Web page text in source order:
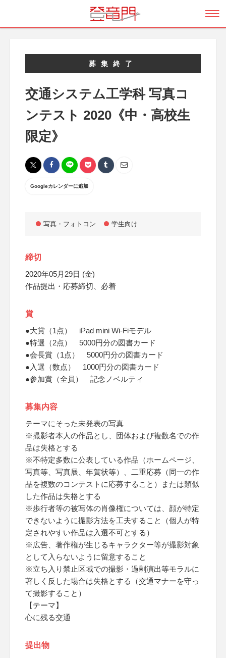
募集終了
交通システム工学科 写真コ
ンテスト 2020《中・高校生
限定》
Googleカレンダーに追加
写真・フォトコン 学生向け
締切
2020年05月29日 (金)
作品提出・応募締切、必着
賞
●大賞（1点） iPad mini Wi-Fiモデル
●特選（2点） 5000円分の図書カード
●会長賞（1点） 5000円分の図書カード
●入選（数点） 1000円分の図書カード
●参加賞（全員） 記念ノベルティ
募集内容
テーマにそった未発表の写真
※撮影者本人の作品とし、団体および複数名での作
品は失格とする
※不特定多数に公表している作品（ホームページ、
写真等、写真展、年賀状等）、二重応募（同一の作
品を複数のコンテストに応募すること）または類似
した作品は失格とする
※歩行者等の被写体の肖像権については、顔が特定
できないように撮影方法を工夫すること（個人が特
定されやすい作品は入選不可とする）
※広告、著作権が生じるキャラクター等が撮影対象
として入らないように留意すること
※立ち入り禁止区域での撮影・過剰演出等モラルに
著しく反した場合は失格とする（交通マナーを守っ
て撮影すること）
【テーマ】
心に残る交通
提出物